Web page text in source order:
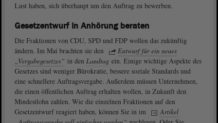
Lust haben, sich überhaupt um den Auftrag zu bewerben.
Gesetzentwurf in Anhörung beraten
Die Fraktionen von CDU, SPD und FDP wollen das zukünftig
ändern. Im Mai brachten sie den
Entwurf für ein neues
„Vergabegesetzes“ in den Landtag ein. Einige wichtige Aspekte des
Gesetzes sind weniger Bürokratie, bessere soziale Standards und
eine schnellere Auftragsvergabe. Außerdem müssen Unternehmen,
die einen öffentlichen Auftrag erhalten wollen, in Zukunft den
Mindestlohn zahlen. Wie die einzelnen Fraktionen auf den
Gesetzentwurf reagiert haben, können Sie in im
Artikel